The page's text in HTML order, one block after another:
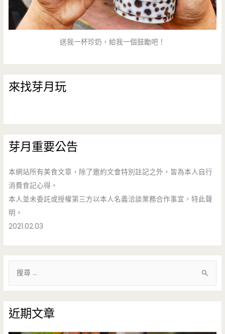
送我一杯珍奶，給我一個鼓勵吧！
來找芽月玩
芽月重要公告
本網站所有美食文章，除了邀約文會特別註記之外，皆為本人自行
消費食記心得。
本人並未委託或授權第三方以本人名義洽談業務合作事宜，特此聲
明。
2021.02.03
鍵
字
近期文章